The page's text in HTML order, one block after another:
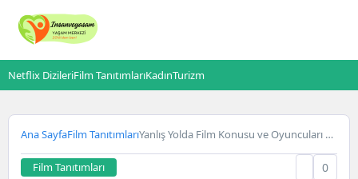
Netflix DizileriFilm TanıtımlarıKadınTurizm
Ana SayfaFilm TanıtımlarıYanlış Yolda Film Konusu ve Oyuncuları |
Film Tanıtımları
0